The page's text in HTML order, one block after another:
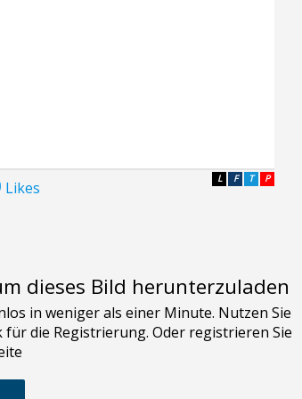
Likes P
T
F
L
dieses Bild herunterzuladen